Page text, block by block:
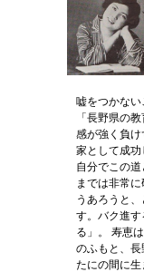
嘘をつかない
「長野県の
感が強く負
家として成
自分でこの
までは非常
うあろうと
す。バク進す
る」。 寿恵
のふもと、
たにの間に